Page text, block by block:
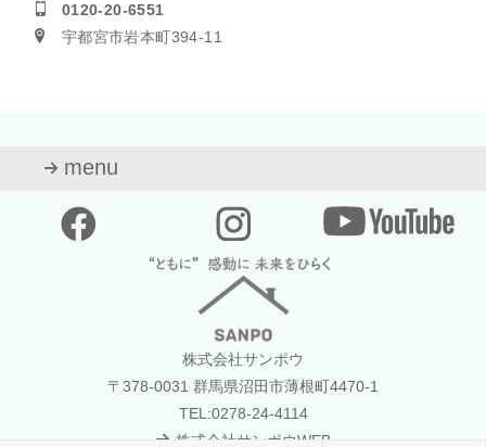
0120-20-6551
宇都宮市岩本町394-11
menu
株式会社サンポウ
〒378-0031 群馬県沼田市薄根町4470-1
TEL:0278-24-4114
株式会社サンポウWEB